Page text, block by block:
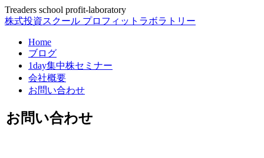
Treaders school profit-laboratory
株式投資スクール プロフィットラボラトリー
Home
ブログ
1day集中株セミナー
会社概要
お問い合わせ
お問い合わせ